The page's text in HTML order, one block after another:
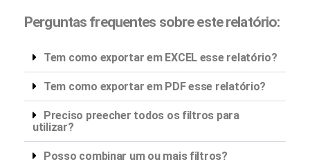
Perguntas frequentes sobre este relatório:
Tem como exportar em EXCEL esse relatório?
Tem como exportar em PDF esse relatório?
Preciso preecher todos os filtros para
utilizar?
Posso combinar um ou mais filtros?